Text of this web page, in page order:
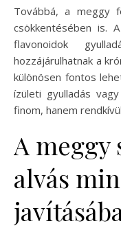
Továbbá, a meggy
csökkentésében is.
flavonoidok
hozzájárulhatnak a
különösen fontos
ízületi gyulladás
finom, hanem
A meggy
alvás